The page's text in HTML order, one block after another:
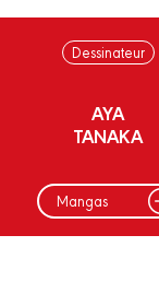
Dessinateur
AYA
TANAKA
Mangas